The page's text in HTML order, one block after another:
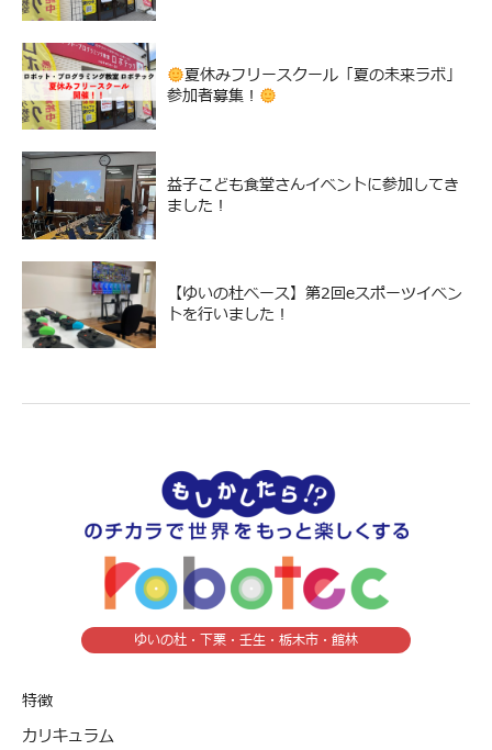
夏休みフリースクール「夏の未来ラボ」
参加者募集！
益子こども食堂さんイベントに参加してき
ました！
【ゆいの杜ベース】第2回eスポーツイベン
トを行いました！
ゆいの杜・下栗・壬生・栃木市・館林
特徴
カリキュラム